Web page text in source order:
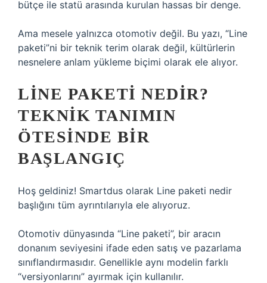
bütçe ile statü arasında kurulan hassas bir denge.
Ama mesele yalnızca otomotiv değil. Bu yazı, “Line
paketi”ni bir teknik terim olarak değil, kültürlerin
nesnelere anlam yükleme biçimi olarak ele alıyor.
LINE PAKETI NEDIR?
TEKNIK TANIMIN
ÖTESINDE BIR
BAŞLANGIÇ
Hoş geldiniz! Smartdus olarak Line paketi nedir
başlığını tüm ayrıntılarıyla ele alıyoruz.
Otomotiv dünyasında “Line paketi”, bir aracın
donanım seviyesini ifade eden satış ve pazarlama
sınıflandırmasıdır. Genellikle aynı modelin farklı
“versiyonlarını” ayırmak için kullanılır.